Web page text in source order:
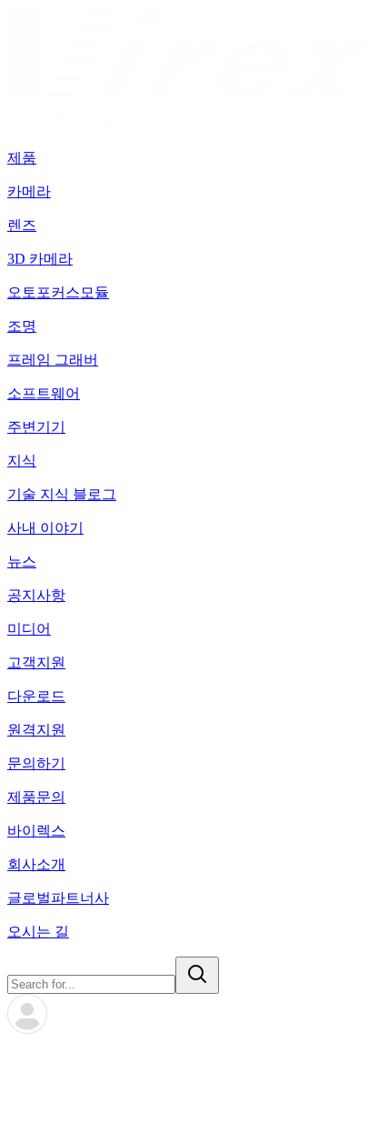
제품
카메라
렌즈
3D 카메라
오토포커스모듈
조명
프레임 그래버
소프트웨어
주변기기
지식
기술 지식 블로그
사내 이야기
뉴스
공지사항
미디어
고객지원
다운로드
원격지원
문의하기
제품문의
바이렉스
회사소개
글로벌파트너사
오시는 길